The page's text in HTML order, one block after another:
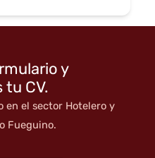
y
tu CV.
en el sector Hotelero y
Fueguino.